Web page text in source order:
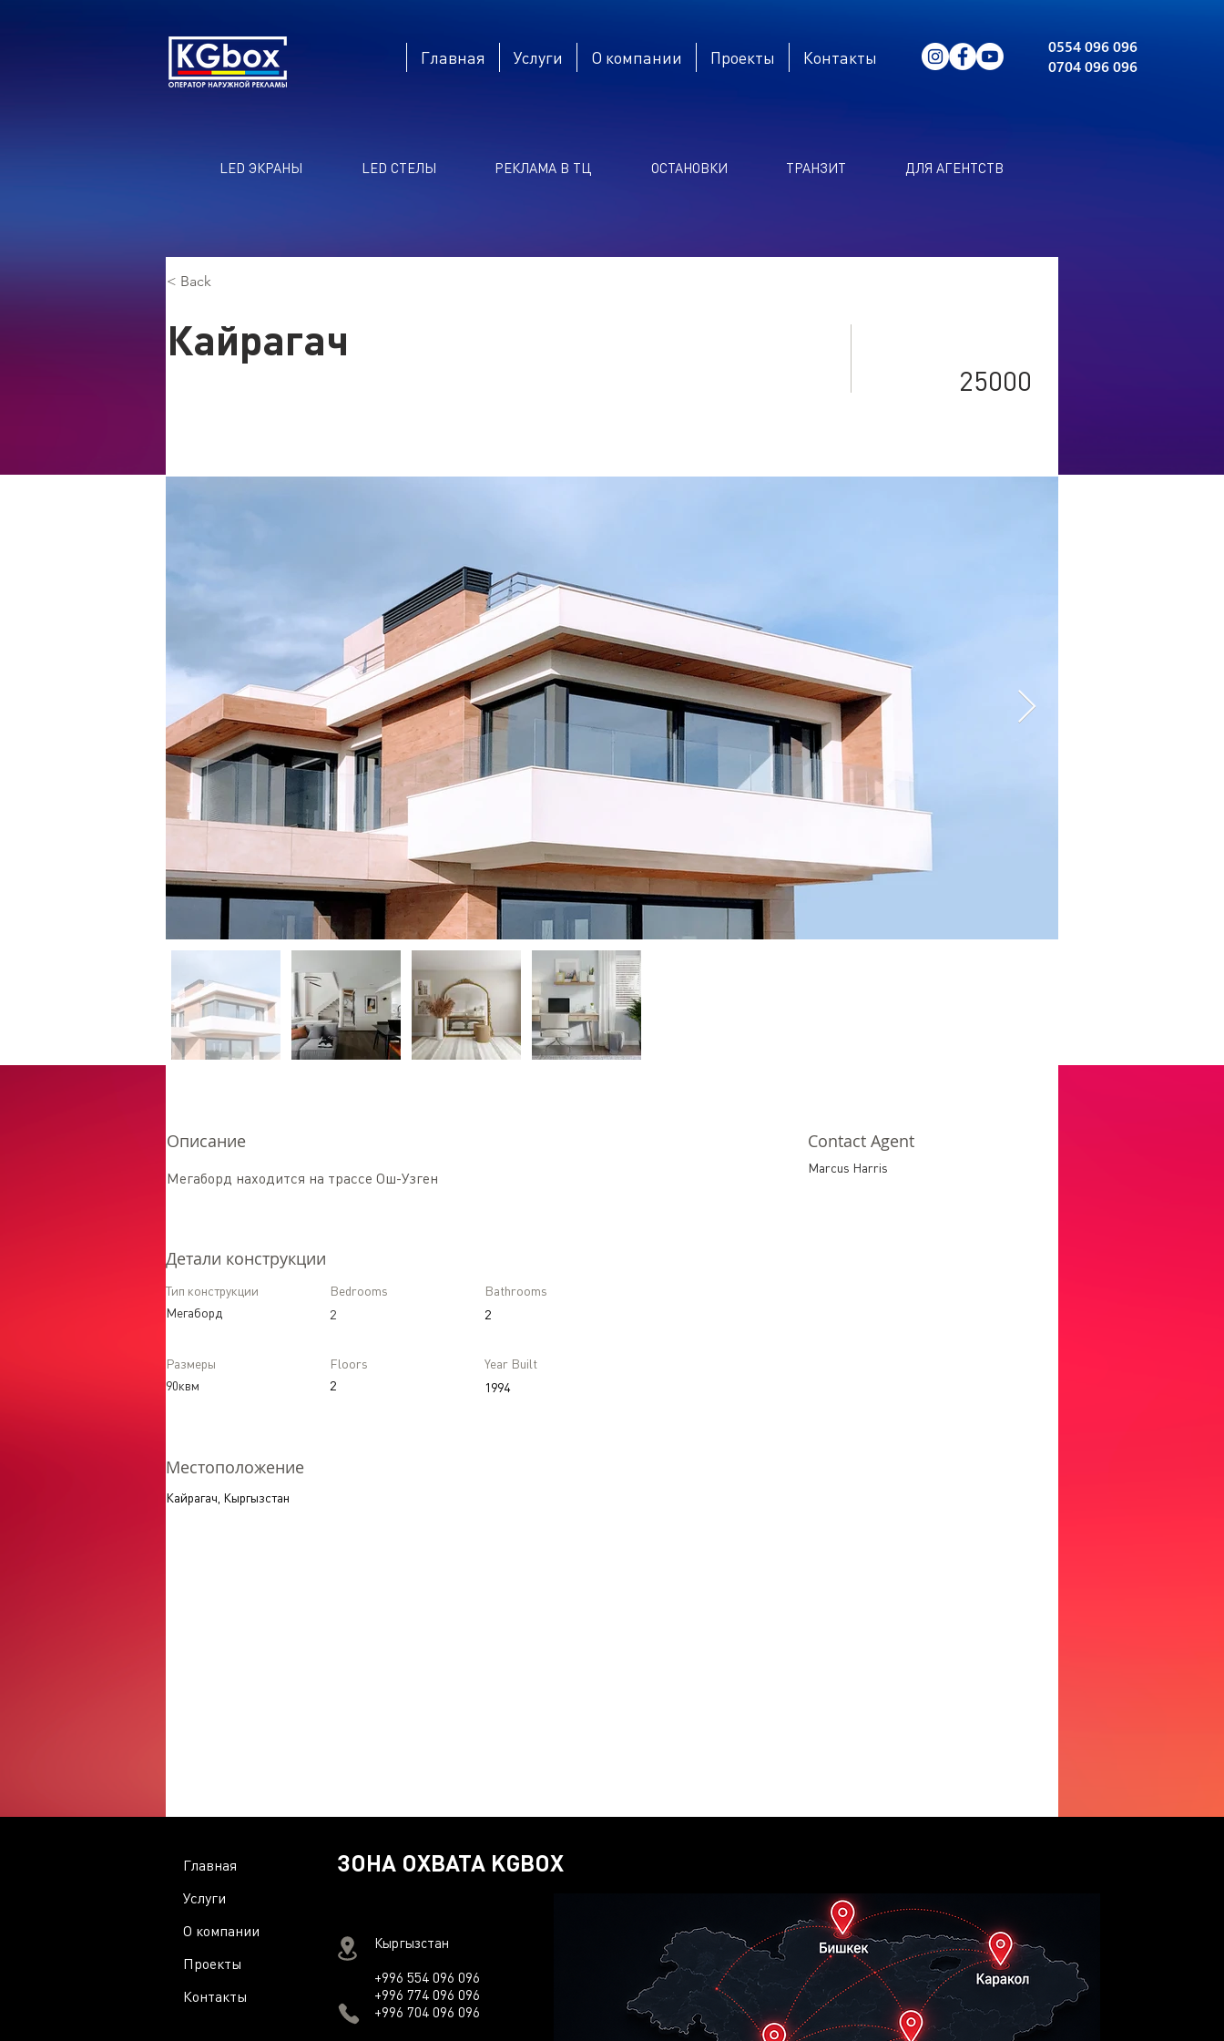
Главная Услуги О компании Проекты Контакты
0554 096 096
0704 096 096
LED ЭКРАНЫ LED СТЕЛЫ РЕКЛАМА В ТЦ ОСТАНОВКИ ТРАНЗИТ ДЛЯ АГЕНТСТВ
< Back
Кайрагач
25000
Описание
Мегаборд находится на трассе Ош-Узген
Contact Agent
Marcus Harris
Детали конструкции
Тип конструкции
Мегаборд
Bedrooms
2
Bathrooms
2
Размеры
90квм
Floors
2
Year Built
1994
Местоположение
Кайрагач, Кыргызстан
Главная
Услуги
О компании
Проекты
Контакты
ЗОНА ОХВАТА KGBOX
Кыргызстан
+996 554 096 096
+996 774 096 096
+996 704 096 096